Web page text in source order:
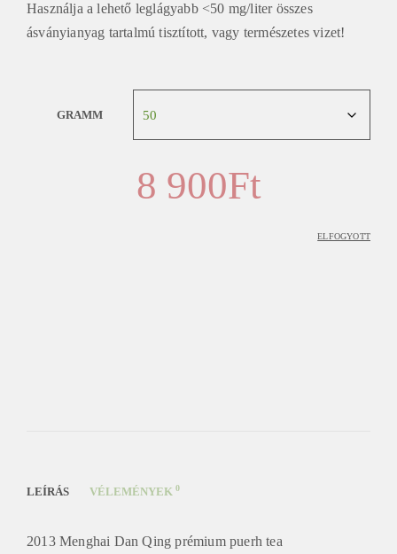
Használja a lehető leglágyabb <50 mg/liter összes
ásványianyag tartalmú tisztított, vagy természetes vizet!
GRAMM
8 900Ft
ELFOGYOTT
LEÍRÁS VÉLEMÉNYEK 0
2013 Menghai Dan Qing prémium puerh tea